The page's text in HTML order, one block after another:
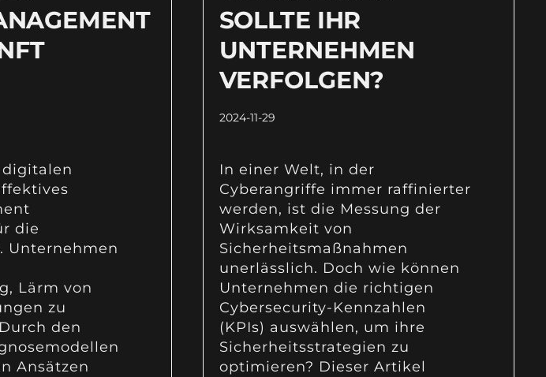
die
Unternehmen
Lärm von
zu
den
Ansätzen
SOLLTE IHR
UNTERNEHMEN
VERFOLGEN?
2024-11-29
In einer Welt, in der
Cyberangriffe immer raffinierter
werden, ist die Messung der
Wirksamkeit von
Sicherheitsmaßnahmen
unerlässlich. Doch wie können
Unternehmen die richtigen
Cybersecurity-Kennzahlen
(KPIs) auswählen, um ihre
Sicherheitsstrategien zu
optimieren? Dieser Artikel